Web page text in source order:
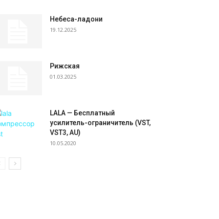
Небеса-ладони
19.12.2025
Рижская
01.03.2025
LALA — Бесплатный
усилитель-ограничитель (VST,
VST3, AU)
10.05.2020